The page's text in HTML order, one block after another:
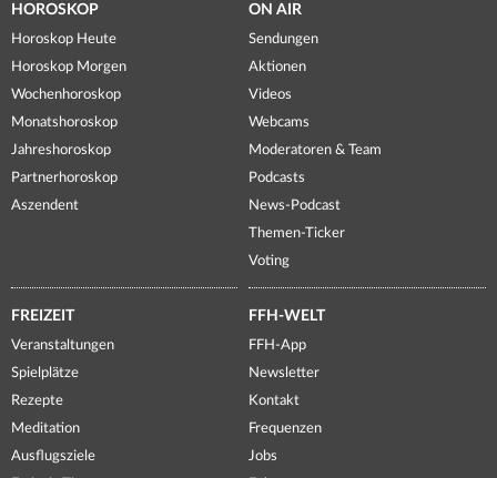
HOROSKOP
Horoskop Heute
Horoskop Morgen
Wochenhoroskop
Monatshoroskop
Jahreshoroskop
Partnerhoroskop
Aszendent
ON AIR
Sendungen
Aktionen
Videos
Webcams
Moderatoren & Team
Podcasts
News-Podcast
Themen-Ticker
Voting
FREIZEIT
Veranstaltungen
Spielplätze
Rezepte
Meditation
Ausflugsziele
FFH-WELT
FFH-App
Newsletter
Kontakt
Frequenzen
Jobs